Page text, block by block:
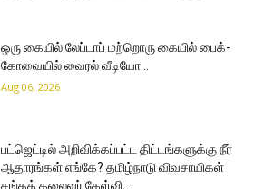
ஒரு கையில் லேப்டாப் மற்றொரு கையில் பைக்-
கோவையில் வைரல் வீடியோ…
Aug 06, 2026
பட்ஜெட்டில் அறிவிக்கப்பட்ட திட்டங்களுக்கு நீர்
ஆதாரங்கள் எங்கே? தமிழ்நாடு விவசாயிகள்
சங்கத் தலைவர் கேள்வி…